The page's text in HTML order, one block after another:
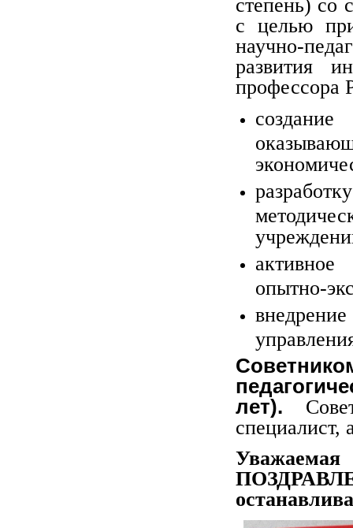
степень) со
с целью
научно-
развития
профессора
опытно-
лет).